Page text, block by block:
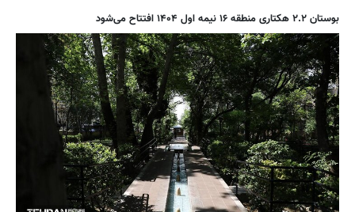
بوستان ۲.۲ هکتاری منطقه ۱۶ نیمه اول ۱۴۰۴ افتتاح می‌شود